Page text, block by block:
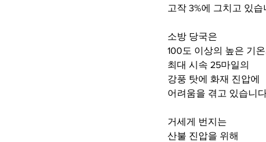
고작 3%에 그치고 있습
소방 당국은
100도 이상의 높은 기
최대 시속 25마일의
강풍 탓에 화재 진압에
어려움을 겪고 있습니
거세게 번지는
산불 진압을 위해